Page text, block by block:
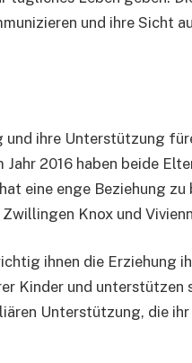
und ihre Sicht
ihre Unterstützung
2016 haben beide
eine enge Beziehung zu
Knox und
ihnen die Erziehung
Kinder und unterstützen
Unterstützung, die